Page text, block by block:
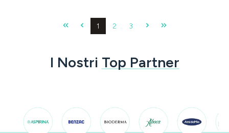
Pagina
1 Pagina
2 Pagina
3
I Nostri Top Partner